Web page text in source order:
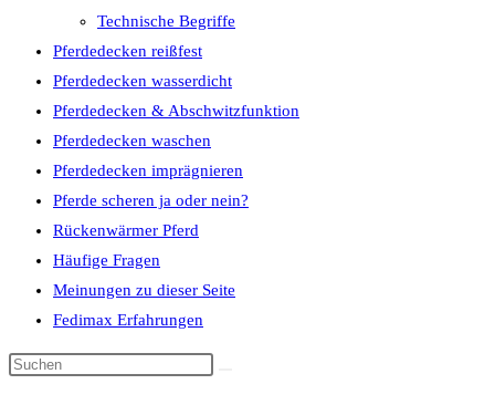
Technische Begriffe
Pferdedecken reißfest
Pferdedecken wasserdicht
Pferdedecken & Abschwitzfunktion
Pferdedecken waschen
Pferdedecken imprägnieren
Pferde scheren ja oder nein?
Rückenwärmer Pferd
Häufige Fragen
Meinungen zu dieser Seite
Fedimax Erfahrungen
Diese